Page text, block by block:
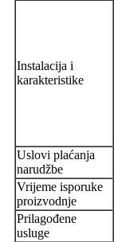
Instalacija i
karakteristike
Uslovi plaćanja
narudžbe
Vrijeme isporuke
proizvodnje
Prilagođene
usluge